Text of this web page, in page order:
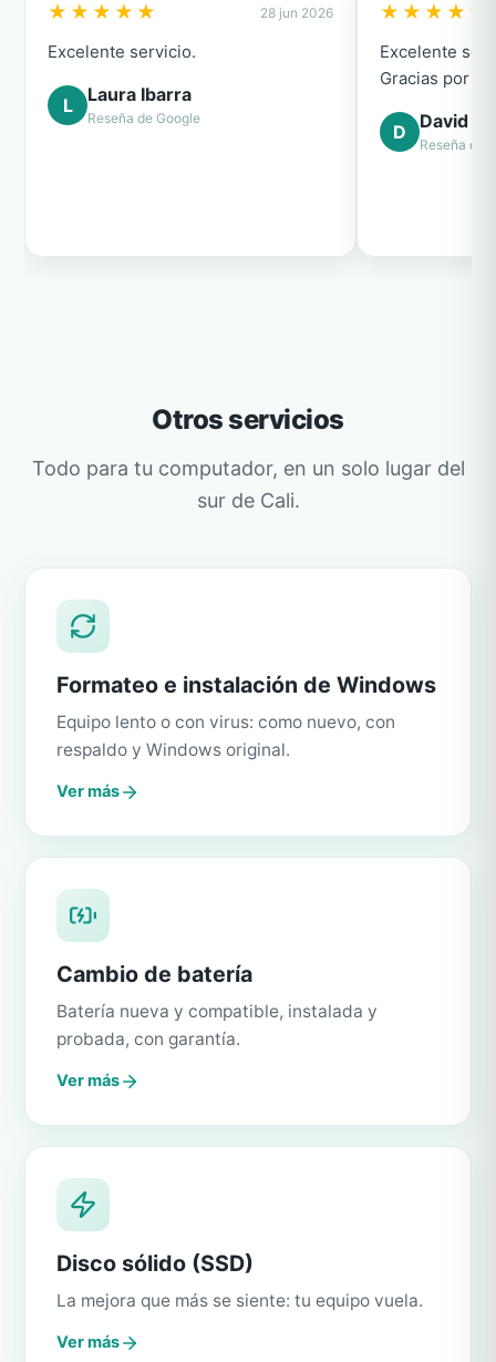
★★★★★ 28 jun 2026
Excelente servicio.
L Laura Ibarra
Reseña de Google
★★★★★
Excelente
Gracias por el
D David
Reseña de
Otros servicios
Todo para tu computador, en un solo lugar del
sur de Cali.
Formateo e instalación de Windows
Equipo lento o con virus: como nuevo, con
respaldo y Windows original.
Ver más
Cambio de batería
Batería nueva y compatible, instalada y
probada, con garantía.
Ver más
Disco sólido (SSD)
La mejora que más se siente: tu equipo vuela.
Ver más